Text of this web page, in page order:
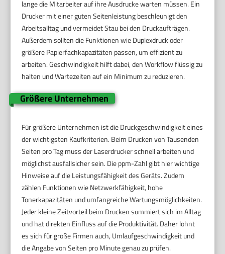
lange die Mitarbeiter auf ihre Ausdrucke warten müssen. Ein
Drucker mit einer guten Seitenleistung beschleunigt den
Arbeitsalltag und vermeidet Stau bei den Druckaufträgen.
Außerdem sollten die Funktionen wie Duplexdruck oder
größere Papierfachkapazitäten passen, um effizient zu
arbeiten. Geschwindigkeit hilft dabei, den Workflow flüssig zu
halten und Wartezeiten auf ein Minimum zu reduzieren.
Größere Unternehmen
Für größere Unternehmen ist die Druckgeschwindigkeit eines
der wichtigsten Kaufkriterien. Beim Drucken von Tausenden
Seiten pro Tag muss der Laserdrucker schnell arbeiten und
möglichst ausfallsicher sein. Die ppm-Zahl gibt hier wichtige
Hinweise auf die Leistungsfähigkeit des Geräts. Zudem
zählen Funktionen wie Netzwerkfähigkeit, hohe
Tonerkapazitäten und umfangreiche Wartungsmöglichkeiten.
Jeder kleine Zeitvorteil beim Drucken summiert sich im Alltag
und hat direkten Einfluss auf die Produktivität. Daher lohnt
es sich für große Firmen auch, Umlaufgeschwindigkeit und
die Angabe von Seiten pro Minute genau zu prüfen.